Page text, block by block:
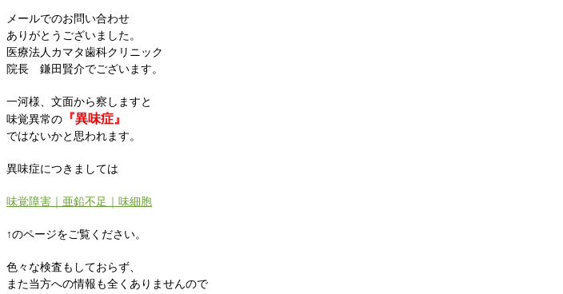
メールでのお問い合わせ
ありがとうございました。
医療法人カマタ歯科クリニック
院長 鎌田賢介でございます。
一河様、文面から察しますと
味覚異常の 『異味症』
ではないかと思われます。
異味症につきましては
味覚障害｜亜鉛不足｜味細胞
↑のページをご覧ください。
色々な検査もしておらず、
また当方への情報も全くありませんので